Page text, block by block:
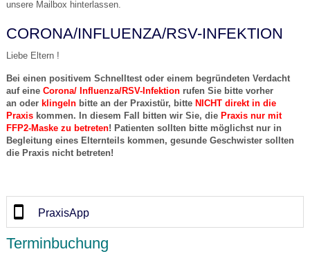
unsere Mailbox hinterlassen.
CORONA/INFLUENZA/RSV-INFEKTION
Liebe Eltern !
Bei einen positivem Schnelltest oder einem begründeten Verdacht
auf eine Corona/ Influenza/RSV-Infektionrufen Sie bitte vorher
an oder klingelnbitte an der Praxistür, bitte NICHT direkt in die
Praxiskommen. In diesem Fall bitten wir Sie, die Praxis nur mit
FFP2-Maske zu betreten! Patienten sollten bitte möglichst nur in
Begleitung eines Elternteils kommen, gesunde Geschwister sollten
die Praxis nicht betreten!
PraxisApp
Terminbuchung